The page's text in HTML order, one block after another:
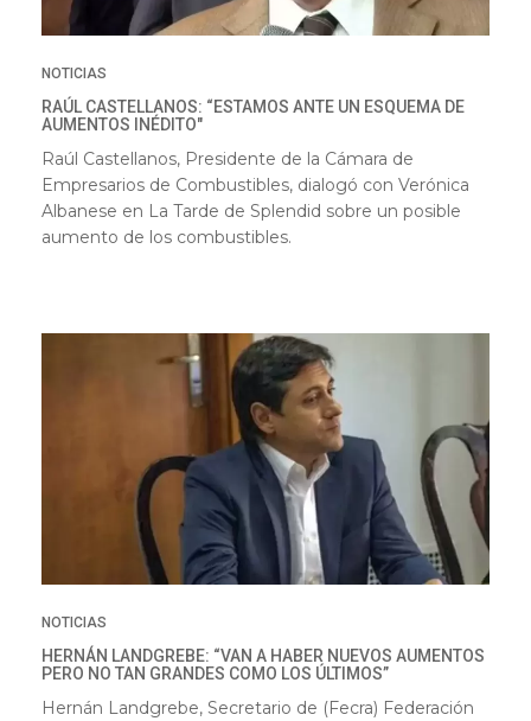
NOTICIAS
RAÚL CASTELLANOS: “ESTAMOS ANTE UN ESQUEMA DE
AUMENTOS INÉDITO"
Raúl Castellanos, Presidente de la Cámara de
Empresarios de Combustibles, dialogó con Verónica
Albanese en La Tarde de Splendid sobre un posible
aumento de los combustibles.
NOTICIAS
HERNÁN LANDGREBE: “VAN A HABER NUEVOS AUMENTOS
PERO NO TAN GRANDES COMO LOS ÚLTIMOS”
Hernán Landgrebe, Secretario de (Fecra) Federación